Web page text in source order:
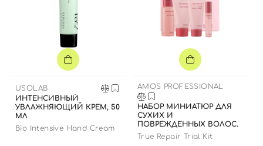
USOLAB
ИНТЕНСИВНЫЙ
УВЛАЖНЯЮЩИЙ КРЕМ, 50
МЛ
Bio Intensive Hand Cream
AMOS PROFESSIONAL
НАБОР МИНИАТЮР ДЛЯ
СУХИХ И
ПОВРЕЖДЕННЫХ ВОЛОС.
True Repair Trial Kit